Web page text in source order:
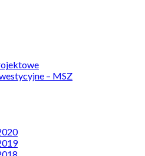
– MSZ